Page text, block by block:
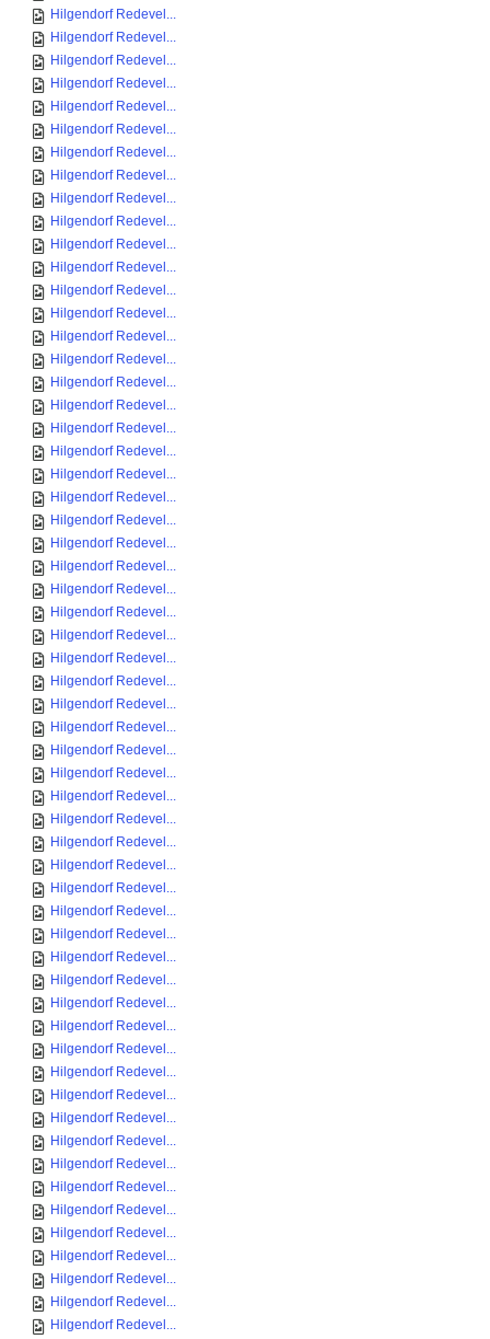
Hilgendorf Redevel...
Hilgendorf Redevel...
Hilgendorf Redevel...
Hilgendorf Redevel...
Hilgendorf Redevel...
Hilgendorf Redevel...
Hilgendorf Redevel...
Hilgendorf Redevel...
Hilgendorf Redevel...
Hilgendorf Redevel...
Hilgendorf Redevel...
Hilgendorf Redevel...
Hilgendorf Redevel...
Hilgendorf Redevel...
Hilgendorf Redevel...
Hilgendorf Redevel...
Hilgendorf Redevel...
Hilgendorf Redevel...
Hilgendorf Redevel...
Hilgendorf Redevel...
Hilgendorf Redevel...
Hilgendorf Redevel...
Hilgendorf Redevel...
Hilgendorf Redevel...
Hilgendorf Redevel...
Hilgendorf Redevel...
Hilgendorf Redevel...
Hilgendorf Redevel...
Hilgendorf Redevel...
Hilgendorf Redevel...
Hilgendorf Redevel...
Hilgendorf Redevel...
Hilgendorf Redevel...
Hilgendorf Redevel...
Hilgendorf Redevel...
Hilgendorf Redevel...
Hilgendorf Redevel...
Hilgendorf Redevel...
Hilgendorf Redevel...
Hilgendorf Redevel...
Hilgendorf Redevel...
Hilgendorf Redevel...
Hilgendorf Redevel...
Hilgendorf Redevel...
Hilgendorf Redevel...
Hilgendorf Redevel...
Hilgendorf Redevel...
Hilgendorf Redevel...
Hilgendorf Redevel...
Hilgendorf Redevel...
Hilgendorf Redevel...
Hilgendorf Redevel...
Hilgendorf Redevel...
Hilgendorf Redevel...
Hilgendorf Redevel...
Hilgendorf Redevel...
Hilgendorf Redevel...
Hilgendorf Redevel...